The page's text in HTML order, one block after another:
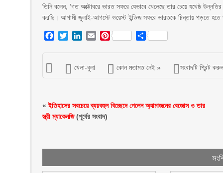
তিনি বলেন, ‘গত অক্টোবরে ভারত সফরে যেভাবে খেলেছে তার চেয়ে যথেষ্ঠ
করছি। আগামী জুলাই-আগস্টে ওয়েস্ট ইন্ডিজ সফরে ভারতকে চিন্তায় পড়তে হতে
Facebook
TwitterLinkedIn
EmailPinterest Share
খেলা-ধুলা কোন মতামত নেই » সংবাদটি প্রিন্ট করুন
«ইতিহাসের সবচেয়ে ব্যয়বহুল বিচ্ছেদে গেলেন অ্যামাজনের বেজোস ও তার
স্ত্রী ম্যাকেনজি(পূর্বের সংবাদ)